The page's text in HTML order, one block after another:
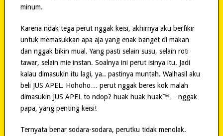
minum.
Karena ndak tega perut nggak keisi, akhirnya aku berfikir
untuk memasukkan apa aja yang enak banget di makan
dan nggak bikin mual. Yang pasti selain susu, selain roti
tawar, selain mie instan. Soalnya ini perut isinya itu. Jadi
kalau dimasukin itu lagi, ya.. pastinya muntah. Walhasil aku
beli JUS APEL. Hohoho… perut nggak beres kok malah
dimasukin JUS APEL to ndop? huak huak huak™… nggak
papa, yang penting keisi!
Ternyata benar sodara-sodara, perutku tidak menolak.